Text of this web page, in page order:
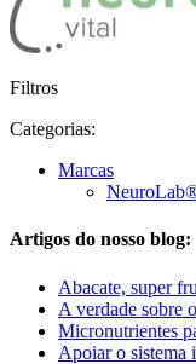
Filtros
Categorias:
Marcas
Artigos do nosso blog:
Abacate, super
A verdade sobre
Micronutrientes
Apoiar o sistema